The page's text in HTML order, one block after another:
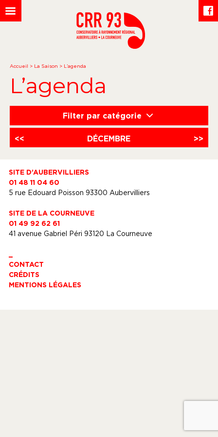
Accueil > La Saison > L’agenda
L’agenda
Filter par catégorie
<< DÉCEMBRE >>
SITE D’AUBERVILLIERS
01 48 11 04 60
5 rue Edouard Poisson 93300 Aubervilliers
SITE DE LA COURNEUVE
01 49 92 62 61
41 avenue Gabriel Péri 93120 La Courneuve
CONTACT
CRÉDITS
MENTIONS LÉGALES